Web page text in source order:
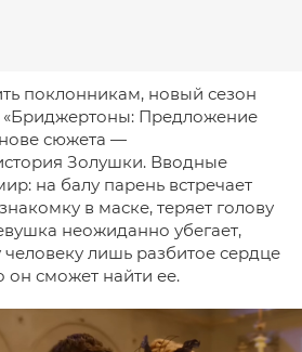
поклонникам, новый сезон
Предложение
сюжета —
Золушки. Вводные
на балу парень встречает
в маске, теряет голову
неожиданно убегает,
лишь разбитое сердце
он сможет найти ее.